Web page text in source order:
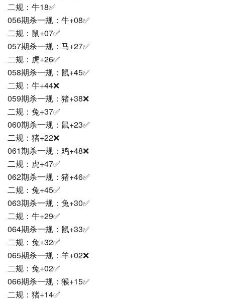
二规：牛18✅
056期杀一规：牛+08✅
二规：鼠+07✅
057期杀一规：马+27✅
二规：虎+26✅
058期杀一规：鼠+45✅
二规：牛+44❌
059期杀一规：猪+38❌
二规：兔+37✅
060期杀一规：鼠+23✅
二规：猪+22❌
061期杀一规：鸡+48❌
二规：虎+47✅
062期杀一规：猪+46✅
二规：兔+45✅
063期杀一规：兔+30✅
二规：牛+29✅
064期杀一规：鼠+33✅
二规：兔+32✅
065期杀一规：羊+02❌
二规：兔+02✅
066期杀一规：猴+15✅
二规：猪+14✅